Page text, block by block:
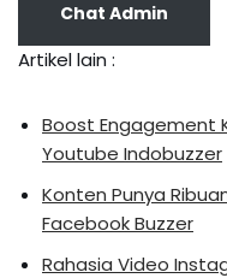
Chat Admin
Artikel lain :
Boost Engagement
Youtube Indobuzzer
Konten Punya
Facebook Buzzer
Rahasia Video